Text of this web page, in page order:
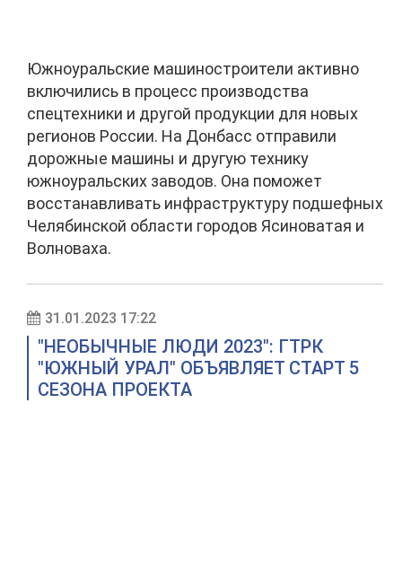
Южноуральские машиностроители активно
включились в процесс производства
спецтехники и другой продукции для новых
регионов России. На Донбасс отправили
дорожные машины и другую технику
южноуральских заводов. Она поможет
восстанавливать инфраструктуру подшефных
Челябинской области городов Ясиноватая и
Волноваха.
31.01.2023 17:22
"НЕОБЫЧНЫЕ ЛЮДИ 2023": ГТРК
"ЮЖНЫЙ УРАЛ" ОБЪЯВЛЯЕТ СТАРТ 5
СЕЗОНА ПРОЕКТА